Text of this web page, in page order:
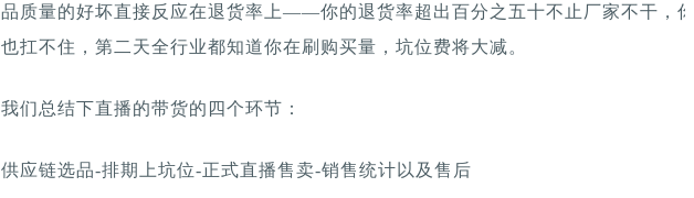
品质量的好坏直接反应在退货率上——你的退货率超出百分之五十不止厂家不干，
也扛不住，第二天全行业都知道你在刷购买量，坑位费将大减。
我们总结下直播的带货的四个环节：
供应链选品-排期上坑位-正式直播售卖-销售统计以及售后